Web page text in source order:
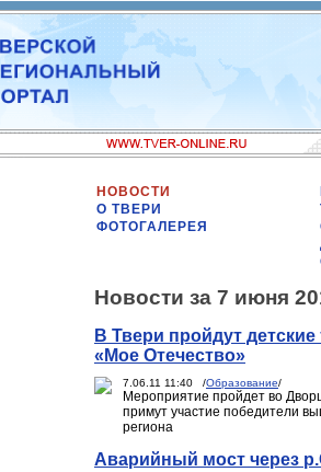
НОВОСТИ
О ТВЕРИ
ФОТОГАЛЕРЕЯ
Новости за 7 июня
В Твери пройдут
«Мое Отечество»
7.06.11 11:40 /Образование/
Мероприятие пройдет во
примут участие победители
региона
Аварийный мост через